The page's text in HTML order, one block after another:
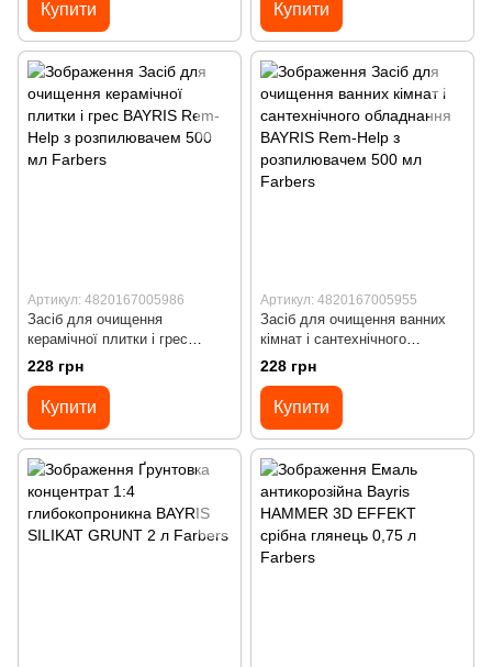
Купити Купити
Артикул: 4820167005986
Засіб для очищення
керамічної плитки і грес
BAYRIS Rem-Help з
розпилювачем 500 мл
228 грн
Купити
Артикул: 4820167005955
Засіб для очищення ванних
кімнат і сантехнічного
обладнання BAYRIS Rem-Help
з розпилювачем 500 мл
228 грн
Купити